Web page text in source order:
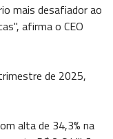
mais desafiador ao
afirma o CEO
de 2025,
alta de 34,3% na